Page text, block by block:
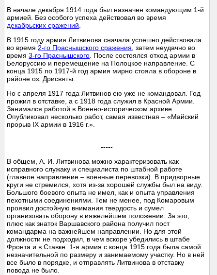
В начале декабря 1914 года был назначен командующим 1-й
армией. Без особого успеха действовал во время
декабрьских сражений
В 1915 году армия Литвинова сначала успешно действовала
во время 2-го Праснышского сражения , затем неудачно во
время3-го Праснышского . После состоялся отход армии в
Белоруссию и перемещение на Полоцкое направление. С
конца 1915 по 1917-й год армия мирно стояла в обороне в
районе оз. Дрисвяты.
Но с апреля 1917 года Литвинов ею уже не командовал. Год
прожил в отставке, а с 1918 года служил в Красной Армии.
Занимался работой в Военно-историческом архиве.
Опубликовал несколько работ, самая известная – «Майский
прорыв IX армии в 1916 г.».
-----
В общем, А. И. Литвинова можно характеризовать как
исправного служаку и специалиста по штабной работе
(главное направление – военные перевозки). В придворные
круги не стремился, хотя из-за хорошей службы был на виду.
Большого боевого опыта не имел, как и опыта управления
пехотными соединениями. Тем не менее, под Комаровым
проявил достойную внимания твердость и сумел
организовать оборону в ияжелейшем положении. За это,
плюс как знаток Варшавского района получил пост
командарма на важнейшем направлении. Но для этой
должности не подходил, в чем вскоре убедились в штабе
Фронта и в Ставке. 1-я армия с конца 1915 года была самой
незначительной по размеру и занимаемому участку. Но в ней
все было в порядке, и отправлять Литвинова в отставку
повода не было.